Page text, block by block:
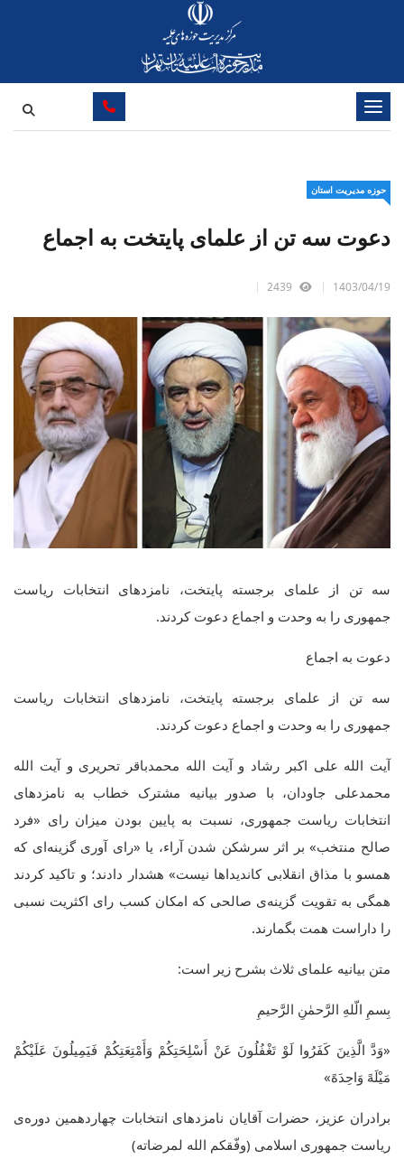
تغییر وضعیت ناوبری
حوزه مدیریت استان
دعوت سه تن از علمای پایتخت به اجماع
1403/04/19
سه تن از علمای برجسته‌ پایتخت، نامزدهای انتخابات ریاست
جمهوری را به وحدت و اجماع دعوت کردند.
دعوت به اجماع
سه تن از علمای برجسته‌ پایتخت، نامزدهای انتخابات ریاست
جمهوری را به وحدت و اجماع دعوت کردند.
آیت الله علی اکبر رشاد و آیت الله محمدباقر تحریری و آیت الله
محمدعلی جاودان، با صدور بیانیه مشترک خطاب به نامزدهای
انتخابات ریاست جمهوری، نسبت به پایین بودن میزان رای «فرد
صالح منتخب» بر اثر سرشکن شدن آراء، یا «رای آوری گزینه‌ای که
همسو با مذاق انقلابی کاندیداها نیست» هشدار دادند؛ و تاکید کردند
همگی به تقویت گزینه‌ی صالحی که امکان کسب رای اکثریت نسبی
را داراست همت بگمارند.
متن بیانیه علمای ثلاث بشرح زیر است:
بِسمِ الّلهِ الرَّحمٰنِ الرَّحیمِ
«وَدَّ الَّذِینَ کَفَرُوا لَوْ تَغْفُلُونَ عَنْ أَسْلِحَتِکُمْ وَأَمْتِعَتِکُمْ فَیَمِیلُونَ عَلَیْکُمْ
مَیْلَهً وَاحِدَهً»
برادران عزیز، حضرات آقایان نامزدهای انتخابات چهاردهمین دوره‌ی
ریاست جمهوری اسلامی (وفّقکم الله لمرضاته)